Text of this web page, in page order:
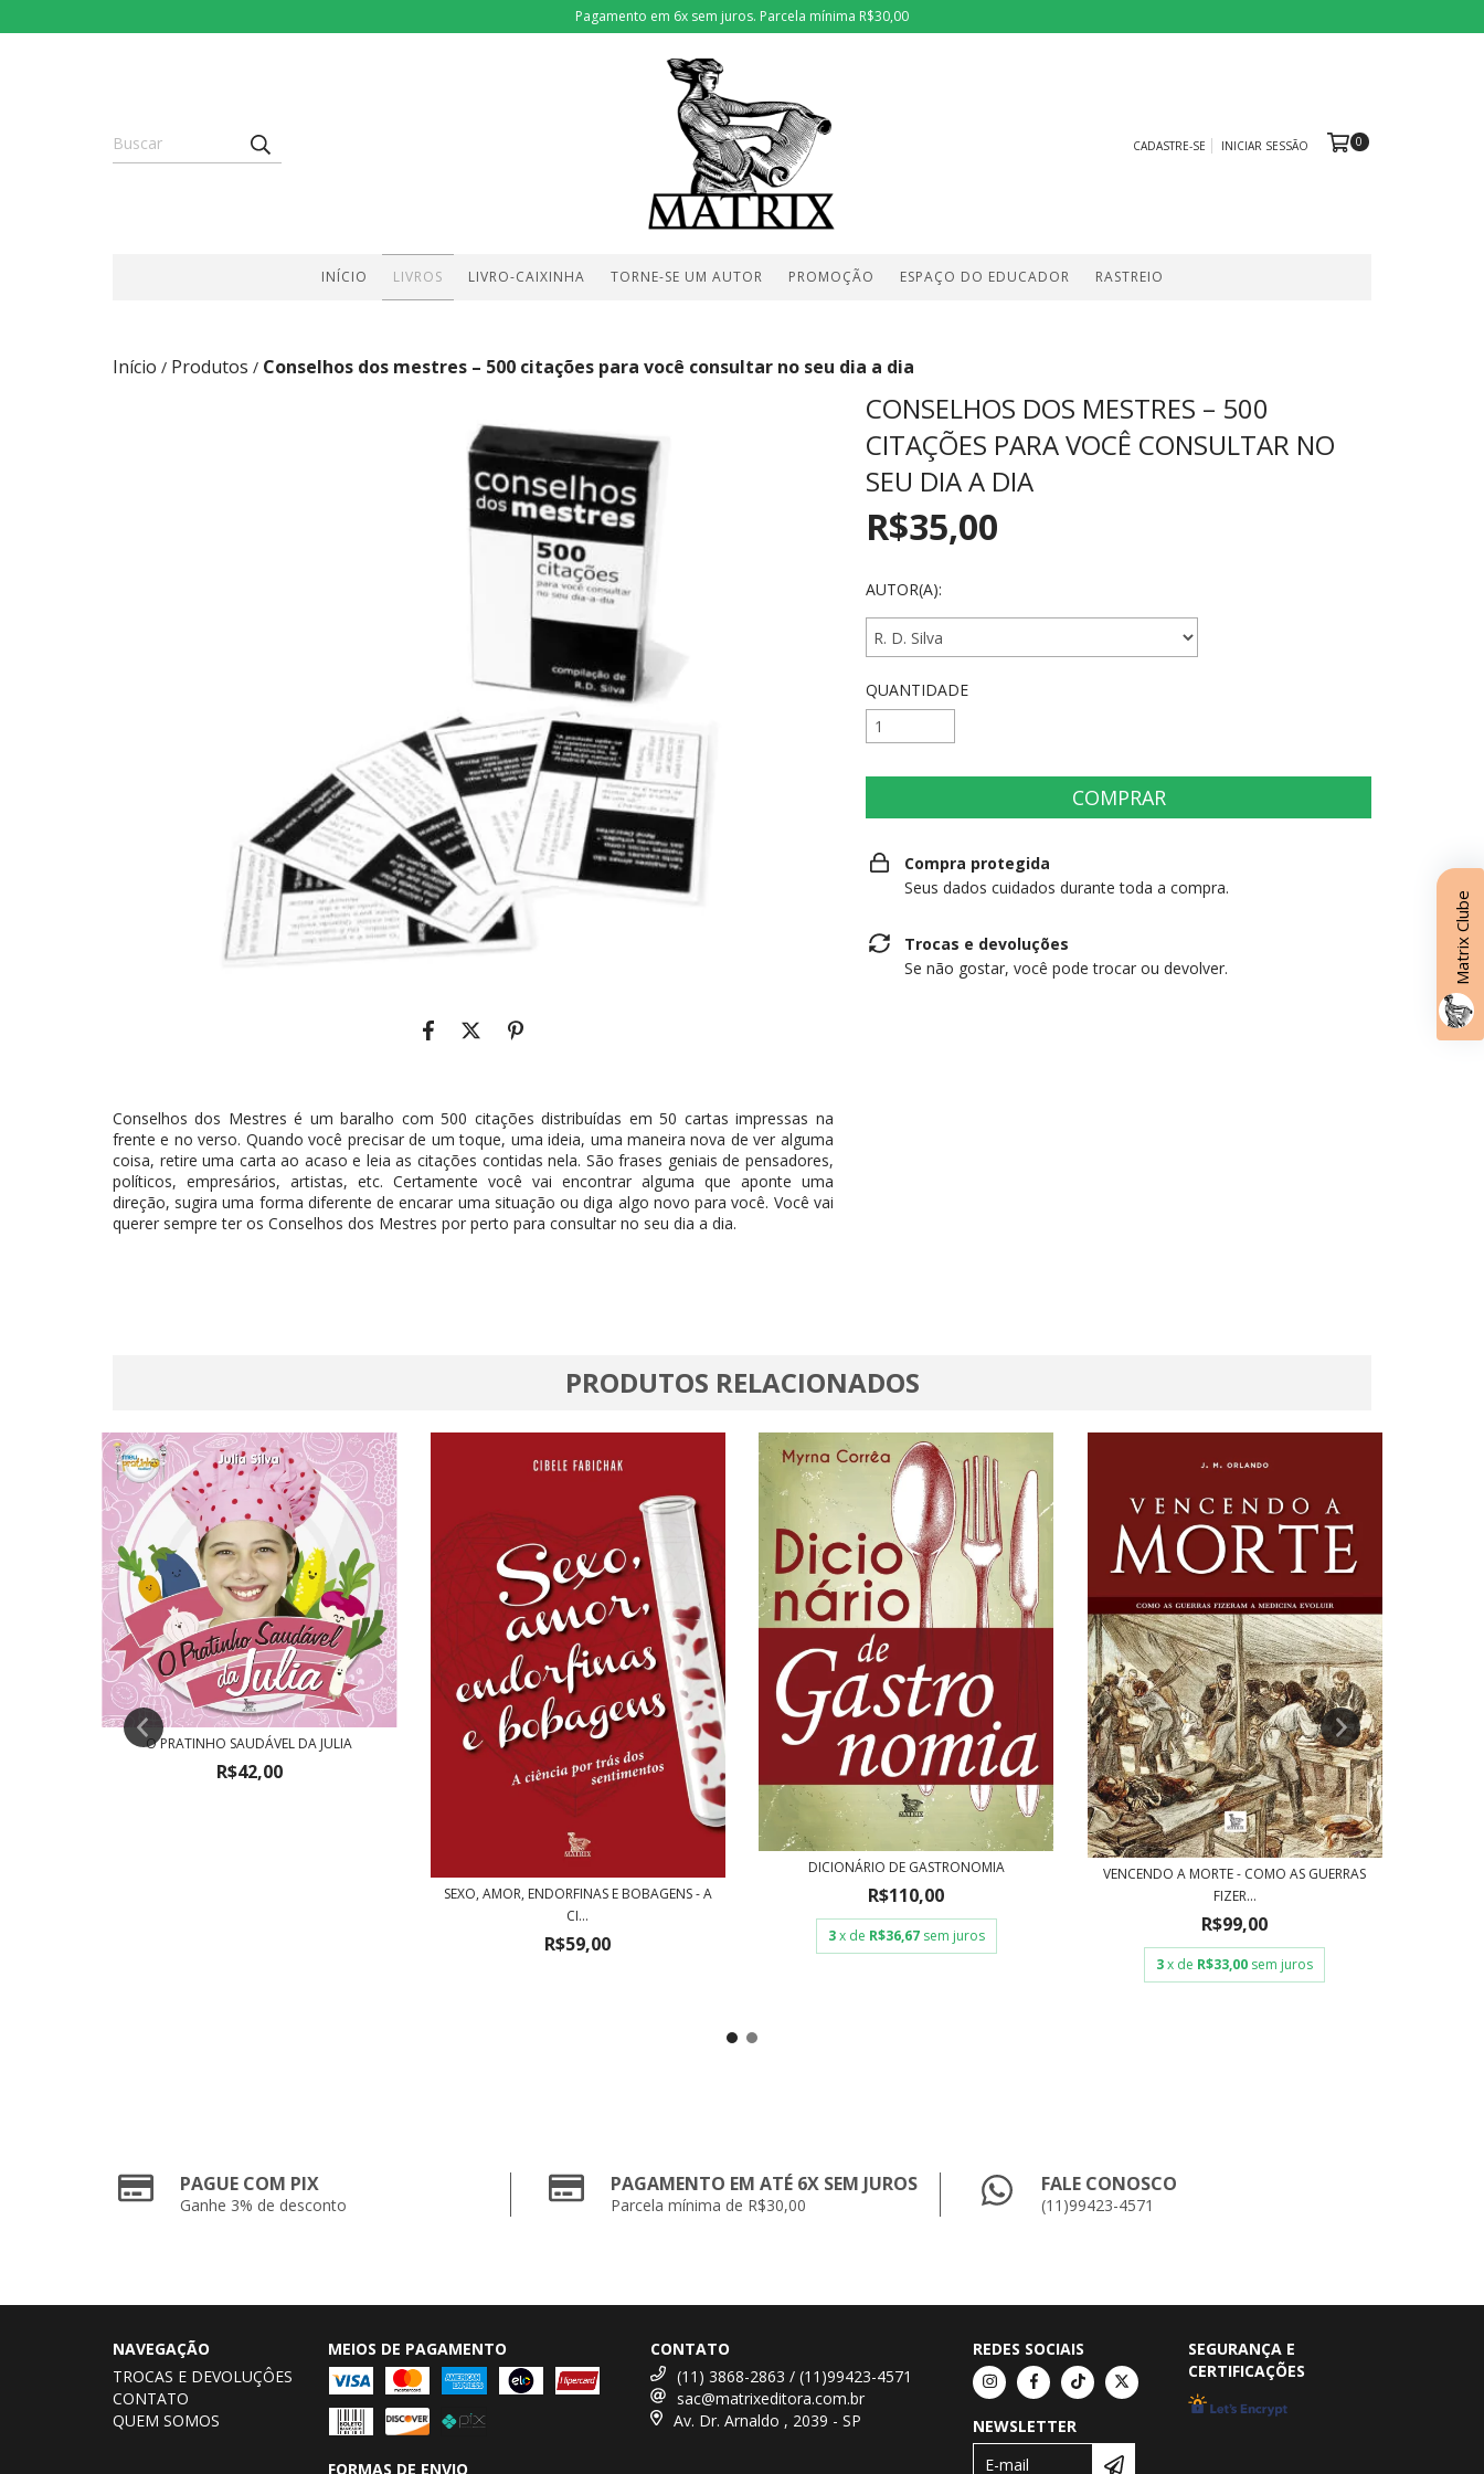
Pagamento em 6x sem juros. Parcela mínima R$30,00
CADASTRE-SE INICIAR SESSÃO 0
INÍCIO LIVROS LIVRO-CAIXINHA TORNE-SE UM AUTOR PROMOÇÃO ESPAÇO DO EDUCADOR RASTREIO
Início / Produtos / Conselhos dos mestres – 500 citações para você consultar no seu dia a dia
Conselhos dos Mestres é um baralho com 500 citações distribuídas em 50 cartas impressas na
frente e no verso. Quando você precisar de um toque, uma ideia, uma maneira nova de ver alguma
coisa, retire uma carta ao acaso e leia as citações contidas nela. São frases geniais de pensadores,
políticos, empresários, artistas, etc. Certamente você vai encontrar alguma que aponte uma
direção, sugira uma forma diferente de encarar uma situação ou diga algo novo para você. Você vai
querer sempre ter os Conselhos dos Mestres por perto para consultar no seu dia a dia.
CONSELHOS DOS MESTRES – 500
CITAÇÕES PARA VOCÊ CONSULTAR NO
SEU DIA A DIA
R$35,00
AUTOR(A):
QUANTIDADE
Compra protegida
Seus dados cuidados durante toda a compra.
Trocas e devoluções
Se não gostar, você pode trocar ou devolver.
PRODUTOS RELACIONADOS
O PRATINHO SAUDÁVEL DA JULIA
R$42,00
SEXO, AMOR, ENDORFINAS E BOBAGENS - A
CI...
R$59,00
DICIONÁRIO DE GASTRONOMIA
R$110,00
3x de R$36,67 sem juros
VENCENDO A MORTE - COMO AS GUERRAS
FIZER...
R$99,00
3x de R$33,00 sem juros
PAGUE COM PIX
Ganhe 3% de desconto
PAGAMENTO EM ATÉ 6X SEM JUROS
Parcela mínima de R$30,00
FALE CONOSCO
(11)99423-4571
NAVEGAÇÃO
TROCAS E DEVOLUÇÔES
CONTATO
QUEM SOMOS
MEIOS DE PAGAMENTO
FORMAS DE ENVIO
CONTATO
(11) 3868-2863 / (11)99423-4571
sac@matrixeditora.com.br
Av. Dr. Arnaldo , 2039 - SP
REDES SOCIAIS
NEWSLETTER
SEGURANÇA E
CERTIFICAÇÕES
Matrix Clube